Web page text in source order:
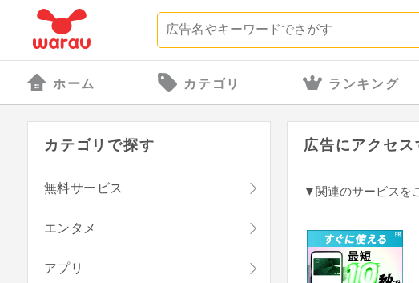
ホーム カテゴリ ランキング
広告にアクセ
▼関連のサービスを
カテゴリで探す
無料サービス
エンタメ
アプリ